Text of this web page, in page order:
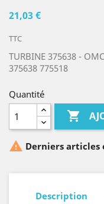
21,03 €
TTC
TURBINE 375638 -
375638 775518
Quantité

 Derniers articles
Description